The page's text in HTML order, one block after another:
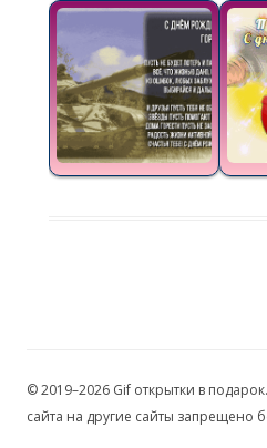
© 2019–2026 Gif открытки в
сайта на другие сайты запрещено